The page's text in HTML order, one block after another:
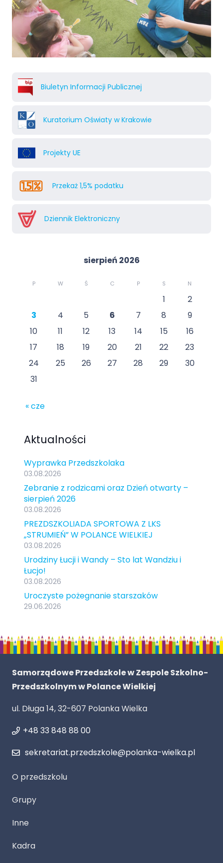
Biuletyn Informacji Publicznej
Kuratorium Oświaty w Krakowie
Projekty UE
Przekaż 1,5% podatku
Dziennik Elektroniczny
sierpień 2026
P W Ś C P S N
1
2
3
4 5 6 7 8
9
10
11 12 13 14 15
16
17
18 19 20 21 22
23
24
25 26 27 28 29
30
31
« cze
Aktualności
Wyprawka Przedszkolaka
03.08.2026
Zebranie z rodzicami oraz Dzień otwarty –
sierpień 2026
03.08.2026
PREZDSZKOLIADA SPORTOWA Z LKS
„STRUMIEŃ” W POLANCE WIELKIEJ
03.08.2026
Urodziny Łucji i Wandy – Sto lat Wandziu i
Łucjo!
03.08.2026
Uroczyste pożegnanie starszaków
29.06.2026
Samorządowe Przedszkole w Zespole Szkolno-
Przedszkolnym w Polance Wielkiej
ul. Długa 14, 32-607 Polanka Wielka
+48 33 848 88 00
sekretariat.przedszkole@polanka-wielka.pl
O przedszkolu
Grupy
Inne
Kadra